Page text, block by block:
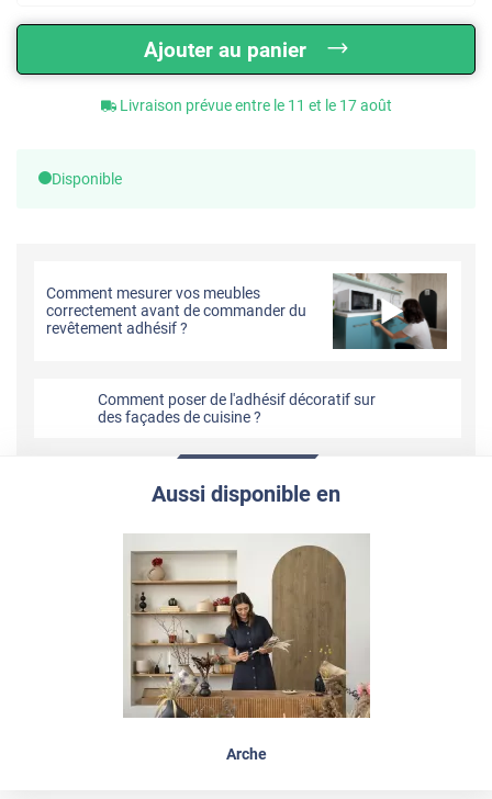
Ajouter au panier
Livraison prévue entre le 11 et le 17 août
Disponible
Comment mesurer vos meubles
correctement avant de commander du
revêtement adhésif ?
Comment poser de l'adhésif décoratif sur
des façades de cuisine ?
Aussi disponible en
Arche